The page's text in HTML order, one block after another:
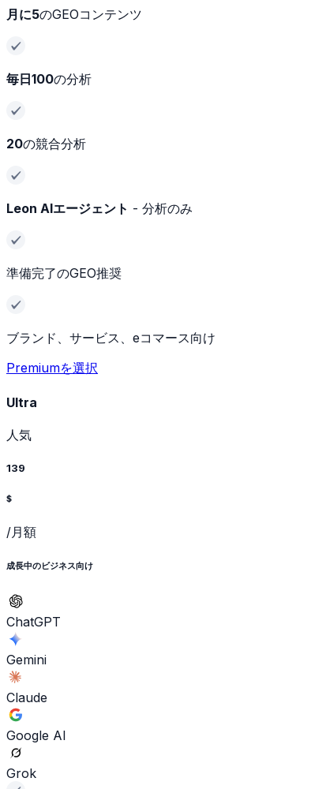
月に5のGEOコンテンツ
毎日100の分析
20の競合分析
Leon AIエージェント - 分析のみ
準備完了のGEO推奨
ブランド、サービス、eコマース向け
Premiumを選択
Ultra
人気
139
$
/月額
成長中のビジネス向け
ChatGPT
Gemini
Claude
Google AI
Grok